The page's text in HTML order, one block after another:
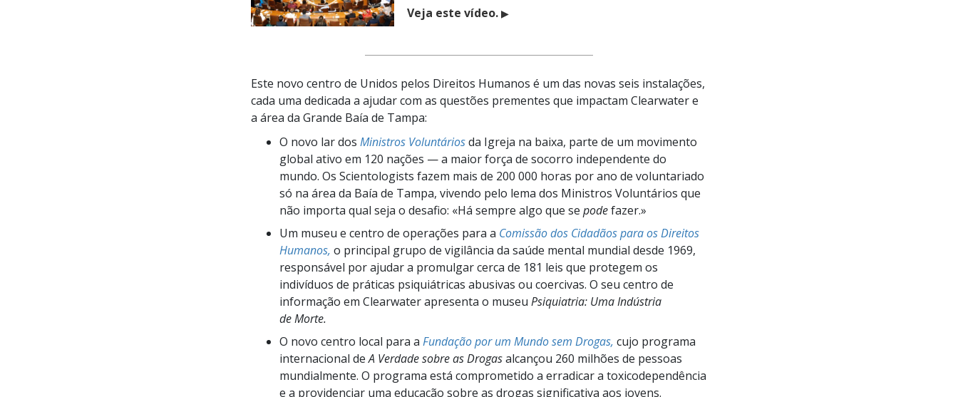
Veja este vídeo.▶
Este novo centro de Unidos pelos Direitos Humanos é um das novas seis instalações,
cada uma dedicada a ajudar com as questões prementes que impactam Clearwater e
a área da Grande Baía de Tampa:
O novo lar dos Ministros Voluntáriosda Igreja na baixa, parte de um movimento
global ativo em 120 nações — a maior força de socorro independente do
mundo. Os Scientologists fazem mais de 200 000 horas por ano de voluntariado
só na área da Baía de Tampa, vivendo pelo lema dos Ministros Voluntários que
não importa qual seja o desafio: «Há sempre algo que se podefazer.»
Um museu e centro de operações para a Comissão dos Cidadãos para os Direitos
Humanos, o principal grupo de vigilância da saúde mental mundial desde 1969,
responsável por ajudar a promulgar cerca de 181 leis que protegem os
indivíduos de práticas psiquiátricas abusivas ou coercivas. O seu centro de
informação em Clearwater apresenta o museu Psiquiatria: Uma Indústria
de Morte.
O novo centro local para a Fundação por um Mundo sem Drogas, cujo programa
internacional deA Verdade sobre as Drogasalcançou 260 milhões de pessoas
mundialmente. O programa está comprometido a erradicar a toxicodependência
e a providenciar uma educação sobre as drogas significativa aos jovens.